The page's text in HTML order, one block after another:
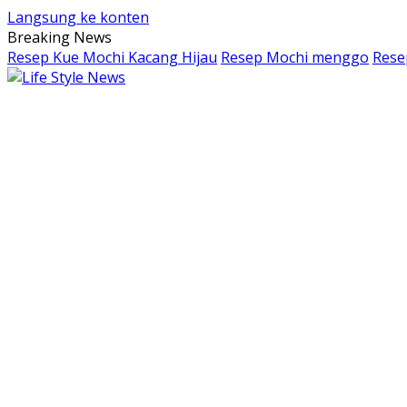
Langsung ke konten
Breaking News
Resep Kue Mochi Kacang Hijau Resep Mochi menggo